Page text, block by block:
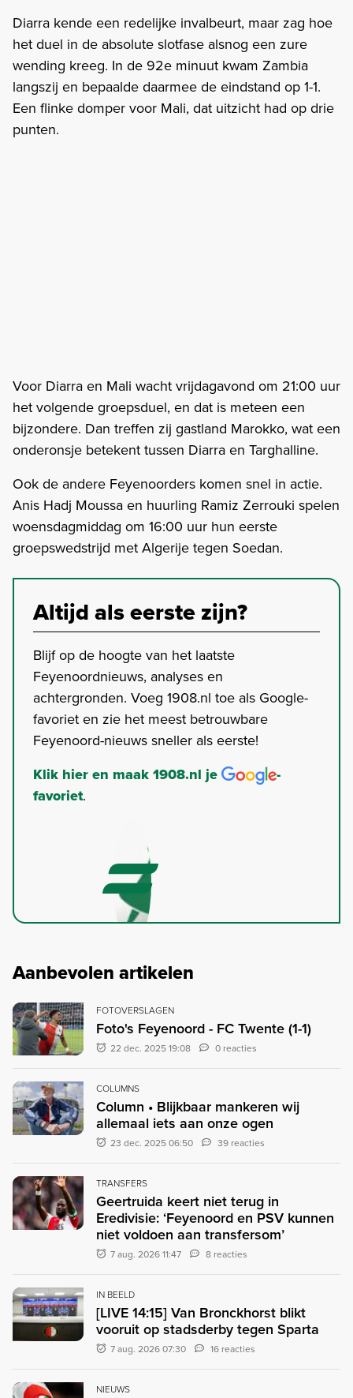
Diarra kende een redelijke invalbeurt, maar zag hoe
het duel in de absolute slotfase alsnog een zure
wending kreeg. In de 92e minuut kwam Zambia
langszij en bepaalde daarmee de eindstand op 1-1.
Een flinke domper voor Mali, dat uitzicht had op drie
punten.
Voor Diarra en Mali wacht vrijdagavond om 21:00 uur
het volgende groepsduel, en dat is meteen een
bijzondere. Dan treffen zij gastland Marokko, wat een
onderonsje betekent tussen Diarra en Targhalline.
Ook de andere Feyenoorders komen snel in actie.
Anis Hadj Moussa en huurling Ramiz Zerrouki spelen
woensdagmiddag om 16:00 uur hun eerste
groepswedstrijd met Algerije tegen Soedan.
Altijd als eerste zijn?
Blijf op de hoogte van het laatste
Feyenoordnieuws, analyses en
achtergronden. Voeg 1908.nl toe als Google-
favoriet en zie het meest betrouwbare
Feyenoord-nieuws sneller als eerste!
Klik hier en maak 1908.nl je
-
favoriet.
Aanbevolen artikelen
FOTOVERSLAGEN
Foto's Feyenoord - FC Twente (1-1)
22 dec. 2025 19:08 0 reacties
COLUMNS
Column • Blijkbaar mankeren wij
allemaal iets aan onze ogen
23 dec. 2025 06:50 39 reacties
TRANSFERS
Geertruida keert niet terug in
Eredivisie: ‘Feyenoord en PSV kunnen
niet voldoen aan transfersom’
7 aug. 2026 11:47 8 reacties
IN BEELD
[LIVE 14:15] Van Bronckhorst blikt
vooruit op stadsderby tegen Sparta
7 aug. 2026 07:30 16 reacties
NIEUWS